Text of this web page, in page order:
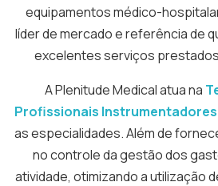
equipamentos médico-
líder de mercado e referência de
excelentes serviços
A Plenitude Medical atua na
Profissionais
as especialidades. Além de
no controle da gestão dos
atividade, otimizando a utilização